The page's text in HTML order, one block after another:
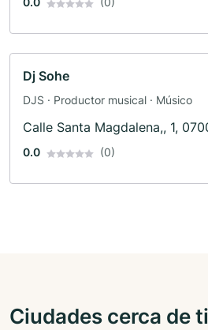
Dj Sohe
DJS · Productor musical · Músico
Calle Santa Magdalena,, 1,
0.0 (0)
Ciudades cerca de ti